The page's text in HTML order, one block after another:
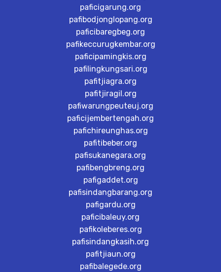
paficigarung.org
pafibodjonglopang.org
paficibaregbeg.org
pafikeccurugkembar.org
paficipamingkis.org
pafilingkungsari.org
pafitjiagra.org
pafitjiragil.org
pafiwarungpeuteuj.org
paficijembertengah.org
pafichireunghas.org
pafitibeber.org
pafisukanegara.org
pafibengbreng.org
pafigaddet.org
pafisindangbarang.org
pafigardu.org
paficibaleuy.org
pafikoleberes.org
pafisindangkasih.org
pafitjiaun.org
pafibalegede.org